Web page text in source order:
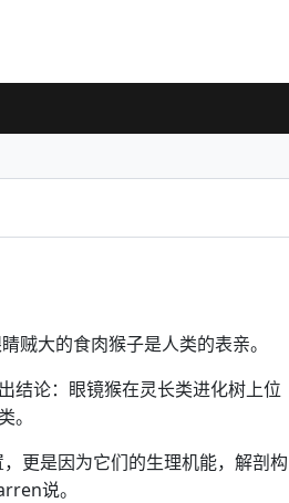
贼大的食肉猴子是人类的表亲。
结论：眼镜猴在灵长类进化树上位
。
更是因为它们的生理机能，解剖构
说。